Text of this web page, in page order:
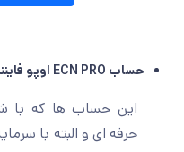
حساب ECN PRO اوپو فایننس
این حساب ها که با
حرفه ای و البته با